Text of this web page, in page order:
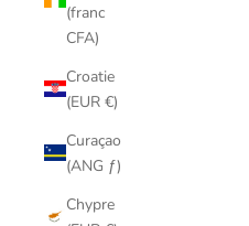
(franc
CFA)
Croatie
(EUR €)
Curaçao
(ANG ƒ)
Chypre